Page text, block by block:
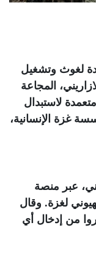
لغوث وتشغيل
المجاعة
لاستبدال
غزة الإنسانية،
عبر منصة
لغزة. وقال
من إدخال أي